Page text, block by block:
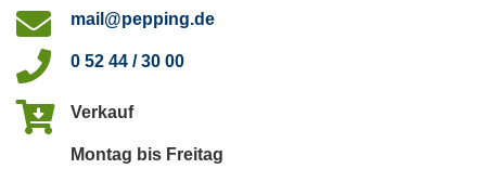
mail@pepping.de
0 52 44 / 30 00
Verkauf
Montag bis Freitag